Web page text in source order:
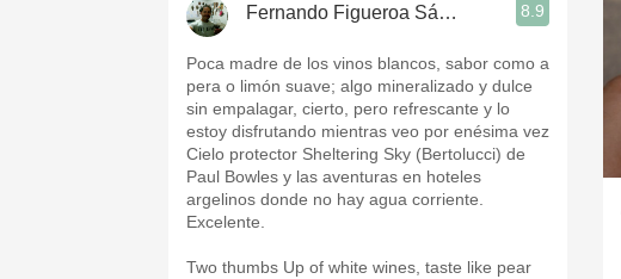
Fernando Figueroa Sánchez 8.9
Poca madre de los vinos blancos, sabor como a
pera o limón suave; algo mineralizado y dulce
sin empalagar, cierto, pero refrescante y lo
estoy disfrutando mientras veo por enésima vez
Cielo protector Sheltering Sky (Bertolucci) de
Paul Bowles y las aventuras en hoteles
argelinos donde no hay agua corriente.
Excelente.
Two thumbs Up of white wines, taste like pear